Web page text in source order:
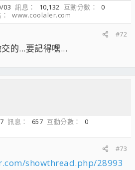
03 訊息 10,132 互動分數
0
www.coolaler.com
#72
的...要記得嘿...
訊息 657 互動分數
0
#73
showthread.php/28993